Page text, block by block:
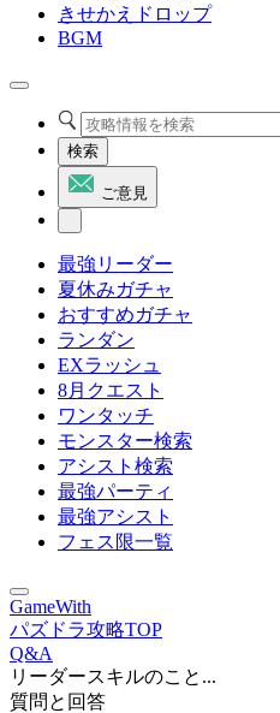
きせかえドロップ
BGM
検索
ご意見
最強リーダー
夏休みガチャ
おすすめガチャ
ランダン
EXラッシュ
8月クエスト
ワンタッチ
モンスター検索
アシスト検索
最強パーティ
最強アシスト
フェス限一覧
GameWith
パズドラ攻略TOP
Q&A
リーダースキルのこと...
質問と回答